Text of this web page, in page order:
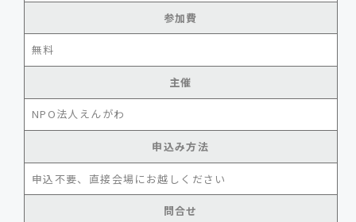
参加費
無料
主催
NPO法人えんがわ
申込み方法
申込不要、直接会場にお越しください
問合せ